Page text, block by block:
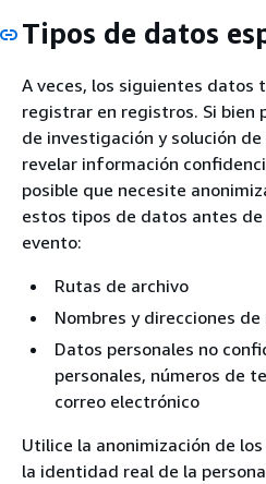
Tipos de datos
A veces, los siguientes datos
registrar en registros. Si bien
de investigación y solución
revelar información
posible que necesite
estos tipos de datos antes
evento:
Rutas de archivo
Nombres y direcciones
Datos personales no
personales, números de
correo electrónico
Utilice la anonimización de
la identidad real de la